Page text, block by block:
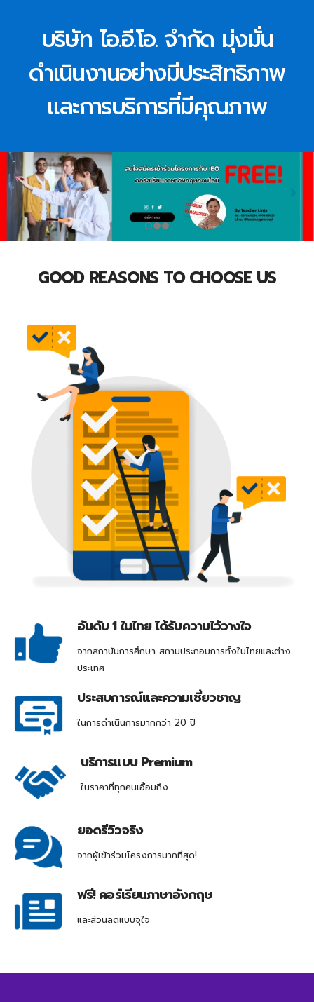
บริษัท ไอ.อี.โอ. จำกัด มุ่งมั่น
ดำเนินงานอย่างมีประสิทธิภาพ
และการบริการที่มีคุณภาพ
GOOD REASONS TO CHOOSE US
อันดับ 1 ในไทย ได้รับความไว้วางใจ
จากสถาบันการศึกษา สถานประกอบการทั้งในไทยและต่าง
ประเทศ
ประสบการณ์และความเชี่ยวชาญ
ในการดำเนินการมากกว่า 20 ปี
บริการแบบ Premium
ในราคาที่ทุกคนเอื้อมถึง
ยอดรีวิวจริง
จากผู้เข้าร่วมโครงการมากที่สุด!
ฟรี! คอร์เรียนภาษาอังกฤษ
และส่วนลดแบบจุใจ